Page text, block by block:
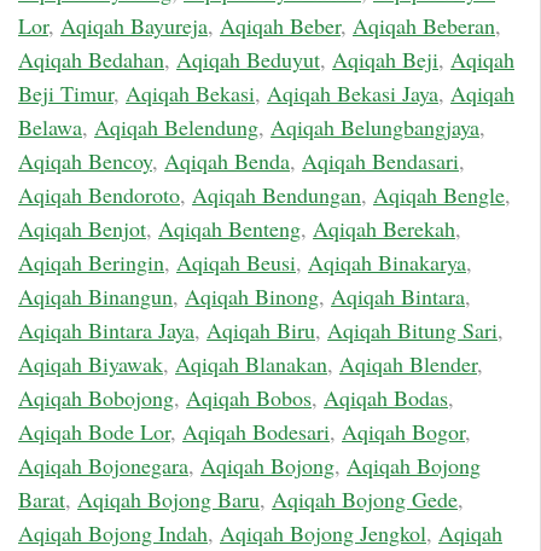
Lor, Aqiqah Bayureja, Aqiqah Beber, Aqiqah Beberan,
Aqiqah Bedahan, Aqiqah Beduyut, Aqiqah Beji, Aqiqah
Beji Timur, Aqiqah Bekasi, Aqiqah Bekasi Jaya, Aqiqah
Belawa, Aqiqah Belendung, Aqiqah Belungbangjaya,
Aqiqah Bencoy, Aqiqah Benda, Aqiqah Bendasari,
Aqiqah Bendoroto, Aqiqah Bendungan, Aqiqah Bengle,
Aqiqah Benjot, Aqiqah Benteng, Aqiqah Berekah,
Aqiqah Beringin, Aqiqah Beusi, Aqiqah Binakarya,
Aqiqah Binangun, Aqiqah Binong, Aqiqah Bintara,
Aqiqah Bintara Jaya, Aqiqah Biru, Aqiqah Bitung Sari,
Aqiqah Biyawak, Aqiqah Blanakan, Aqiqah Blender,
Aqiqah Bobojong, Aqiqah Bobos, Aqiqah Bodas,
Aqiqah Bode Lor, Aqiqah Bodesari, Aqiqah Bogor,
Aqiqah Bojonegara, Aqiqah Bojong, Aqiqah Bojong
Barat, Aqiqah Bojong Baru, Aqiqah Bojong Gede,
Aqiqah Bojong Indah, Aqiqah Bojong Jengkol, Aqiqah